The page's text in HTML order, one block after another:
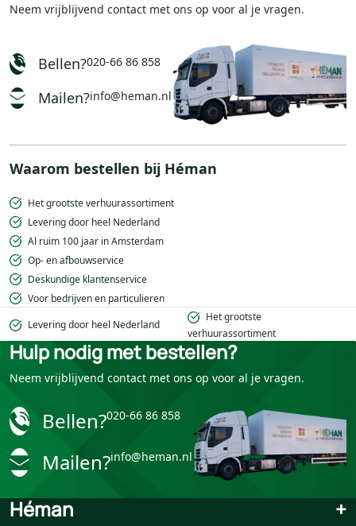
Neem vrijblijvend contact met ons op voor al je vragen.
Bellen?020-66 86 858
Mailen?info@heman.nl
Waarom bestellen bij Héman
Het grootste verhuurassortiment
Levering door heel Nederland
Al ruim 100 jaar in Amsterdam
Op- en afbouwservice
Deskundige klantenservice
Voor bedrijven en particulieren
Levering door heel Nederland
Het grootste
verhuurassortiment
Hulp nodig met bestellen?
Neem vrijblijvend contact met ons op voor al je vragen.
Bellen?020-66 86 858
Mailen?info@heman.nl
Héman +